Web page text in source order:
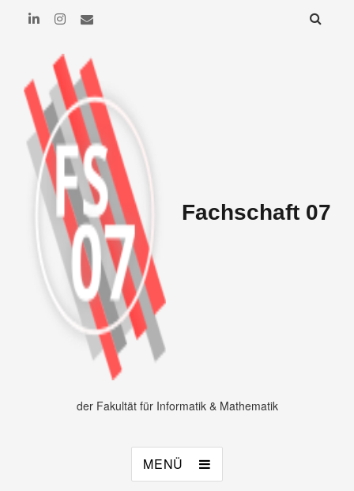
Fachschaft 07
der Fakultät für Informatik & Mathematik
MENÜ